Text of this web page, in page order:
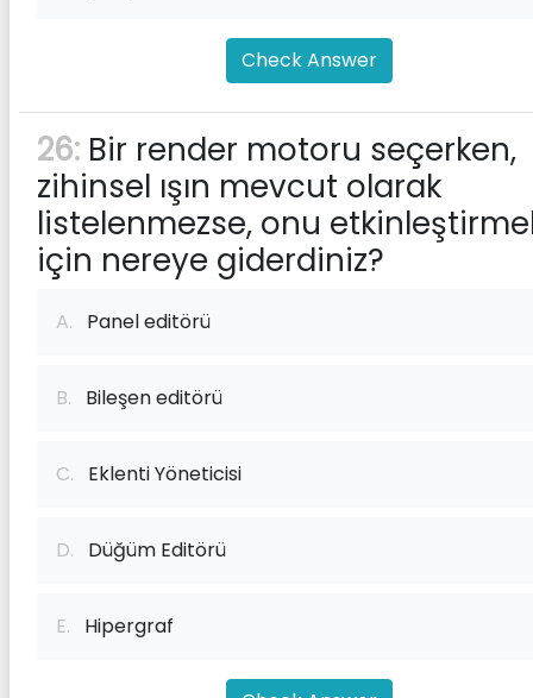
Check Answer
26: Bir render motoru seçerken,
zihinsel ışın mevcut olarak
listelenmezse, onu
için nereye giderdiniz?
A. Panel editörü
B. Bileşen editörü
C. Eklenti Yöneticisi
D. Düğüm Editörü
E. Hipergraf